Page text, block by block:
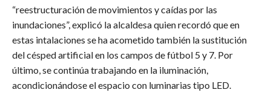
“reestructuración de movimientos y caídas por las
inundaciones”, explicó la alcaldesa quien recordó que en
estas intalaciones se ha acometido también la sustitución
del césped artificial en los campos de fútbol 5 y 7. Por
último, se continúa trabajando en la iluminación,
acondicionándose el espacio con luminarias tipo LED.